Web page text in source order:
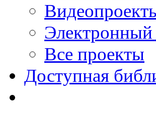
Все проекты
Доступная